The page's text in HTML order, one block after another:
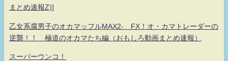
まとめ速報Z)]
乙女系腐男子のオカマッフルMAX2- FX！オ・カマトレーダーの
逆襲！！ 極道のオカマたち編（おもしろ動画まとめ速報）
スーパーウンコ！